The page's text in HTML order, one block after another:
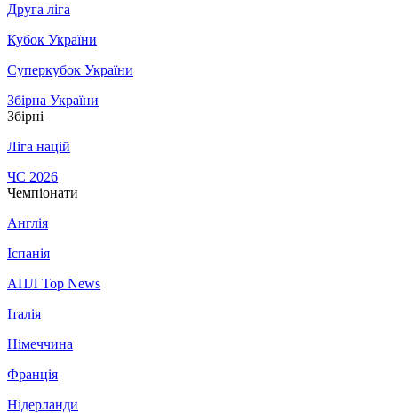
Друга ліга
Кубок України
Суперкубок України
Збірна України
Збірні
Ліга націй
ЧС 2026
Чемпіонати
Англія
Іспанія
АПЛ Top News
Італія
Німеччина
Франція
Нідерланди